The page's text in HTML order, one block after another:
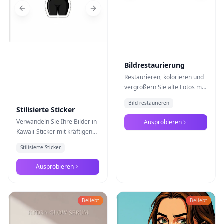
Previous slide Next slide
Stilisierte Sticker
Verwandeln Sie Ihre Bilder in
Kawaii-Sticker mit kräftigen
Farben mit Nano Banana Pro
Stilisierte Sticker
Ausprobieren
Bildrestaurierung
Restaurieren, kolorieren und
vergrößern Sie alte Fotos mit
Bild restaurieren
Ausprobieren
Beliebt Beliebt